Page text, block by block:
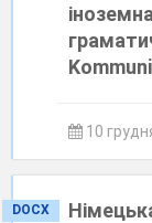
10
DOCX